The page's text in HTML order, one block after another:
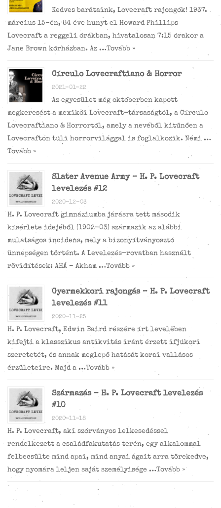
Kedves barátaink, Lovecraft rajongók! 1937.
március 15-én, 84 éve hunyt el Howard Phillips
Lovecraft a reggeli órákban, hivatalosan 7:15 órakor a
Jane Brown kórházban. Az …Tovább »
Círculo Lovecraftiano & Horror
2021-01-22
Az egyesület még októberben kapott
megkeresést a mexikói Lovecraft-társaságtól, a Círculo
Lovecraftiano & Horrortól, amely a nevéből kitűnően a
Lovecrafton túli horrorvilággal is foglalkozik. Némi …
Tovább »
Slater Avenue Army – H. P. Lovecraft
levelezés #12
2020-12-03
H. P. Lovecraft gimnáziumba járásra tett második
kísérlete idejéből (1902-03) származik az alábbi
mulatságos incidens, mely a bizonyítványosztó
ünnepségen történt. A Levelezés-rovatban használt
rövidítések: AHÁ – Akham …Tovább »
Gyermekkori rajongás – H. P. Lovecraft
levelezés #11
2020-11-25
H. P. Lovecraft, Edwin Baird részére írt levelében
kifejti a klasszikus antikvitás iránt érzett ifjúkori
szeretetét, és annak meglepő hatását korai vallásos
érzületeire. Majd a …Tovább »
Származás – H. P. Lovecraft levelezés
#10
2020-11-18
H. P. Lovecraft, aki szórványos lelkesedéssel
rendelkezett a családfakutatás terén, egy alkalommal
felbecsülte mind apai, mind anyai ágait arra törekedve,
hogy nyomára leljen saját személyisége …Tovább »